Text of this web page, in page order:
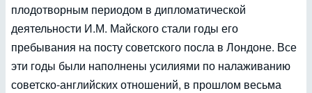
плодотворным периодом в дипломатической
деятельности И.М. Майского стали годы его
пребывания на посту советского посла в Лондоне. Все
эти годы были наполнены усилиями по налаживанию
советско-английских отношений, в прошлом весьма